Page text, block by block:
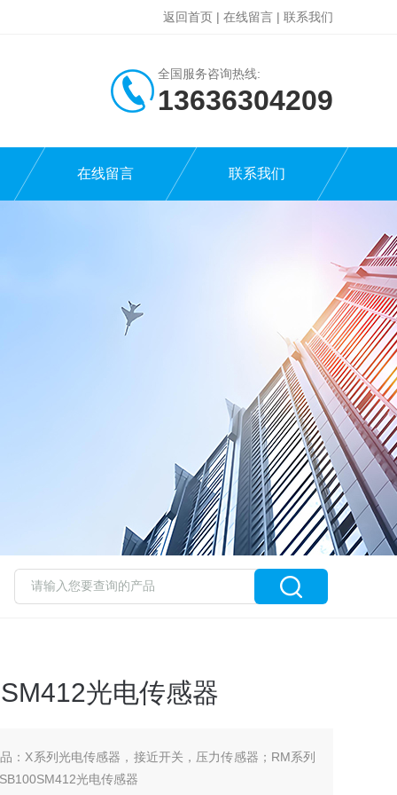
返回首页 | 在线留言 | 联系我们
全国服务咨询热线:
13636304209
在线留言 联系我们
光电传感器
：X系列光电传感器，接近开关，压力传感器；RM系列
光电传感器